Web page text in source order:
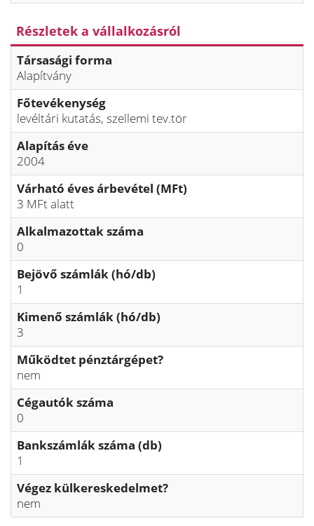
Részletek a vállalkozásról
Társasági forma
Alapítvány
Főtevékenység
levéltári kutatás, szellemi tev.tör
Alapítás éve
2004
Várható éves árbevétel (MFt)
3 MFt alatt
Alkalmazottak száma
0
Bejövő számlák (hó/db)
1
Kimenő számlák (hó/db)
3
Működtet pénztárgépet?
nem
Cégautók száma
0
Bankszámlák száma (db)
1
Végez külkereskedelmet?
nem